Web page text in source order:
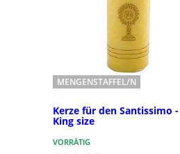
MENGENSTAFFEL/N
Kerze für den Santissimo -
King size
VORRÄTIG